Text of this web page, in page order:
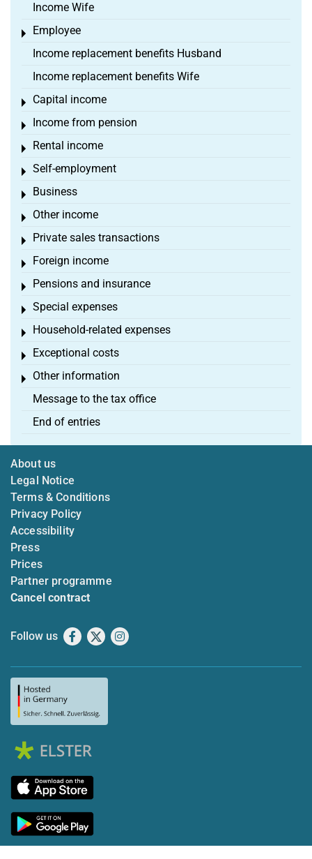
Income Wife
Employee
Toggle menu
Income replacement benefits Husband
Income replacement benefits Wife
Capital income
Toggle menu
Income from pension
Toggle menu
Rental income
Toggle menu
Self-employment
Toggle menu
Business
Toggle menu
Other income
Toggle menu
Private sales transactions
Toggle menu
Foreign income
Toggle menu
Pensions and insurance
Toggle menu
Special expenses
Toggle menu
Household-related expenses
Toggle menu
Exceptional costs
Toggle menu
Other information
Toggle menu
Message to the tax office
End of entries
About us
Legal Notice
Terms & Conditions
Privacy Policy
Accessibility
Press
Prices
Partner programme
Cancel contract
Follow us Facebook
X Instagram